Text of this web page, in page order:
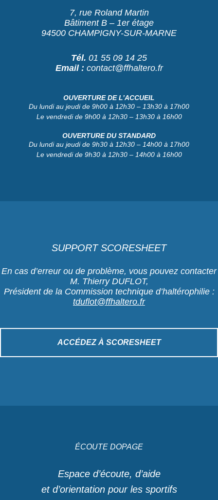
7, rue Roland Martin
Bâtiment B – 1er étage
94500 CHAMPIGNY-SUR-MARNE
Tél. 01 55 09 14 25
Email : contact@ffhaltero.fr
OUVERTURE DE L’ACCUEIL
Du lundi au jeudi de 9h00 à 12h30 – 13h30 à 17h00
Le vendredi de 9h00 à 12h30 – 13h30 à 16h00
OUVERTURE DU STANDARD
Du lundi au jeudi de 9h30 à 12h30 – 14h00 à 17h00
Le vendredi de 9h30 à 12h30 – 14h00 à 16h00
SUPPORT SCORESHEET
En cas d’erreur ou de problème, vous pouvez contacter
M. Thierry DUFLOT,
Président de la Commission technique d’haltérophilie :
tduflot@ffhaltero.fr
ACCÉDEZ À SCORESHEET
ÉCOUTE DOPAGE
Espace d’écoute, d’aide
et d’orientation pour les sportifs